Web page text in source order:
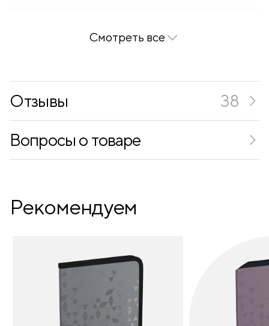
Количество карандашей (ШТ) 18
Диаметр грифеля (мм)
Длина (мм) 180
Смотреть все
Отзывы
38
Вопросы о товаре
Рекомендуем